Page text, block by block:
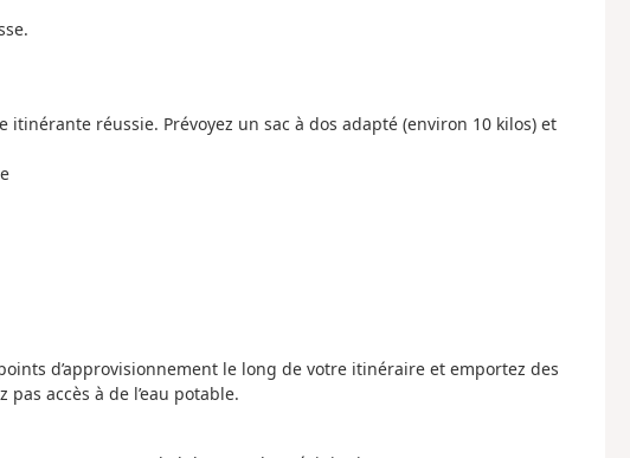
réussie. Prévoyez un sac à dos adapté (environ 10 kilos) et
d’approvisionnement le long de votre itinéraire et emportez des
accès à de l’eau potable.